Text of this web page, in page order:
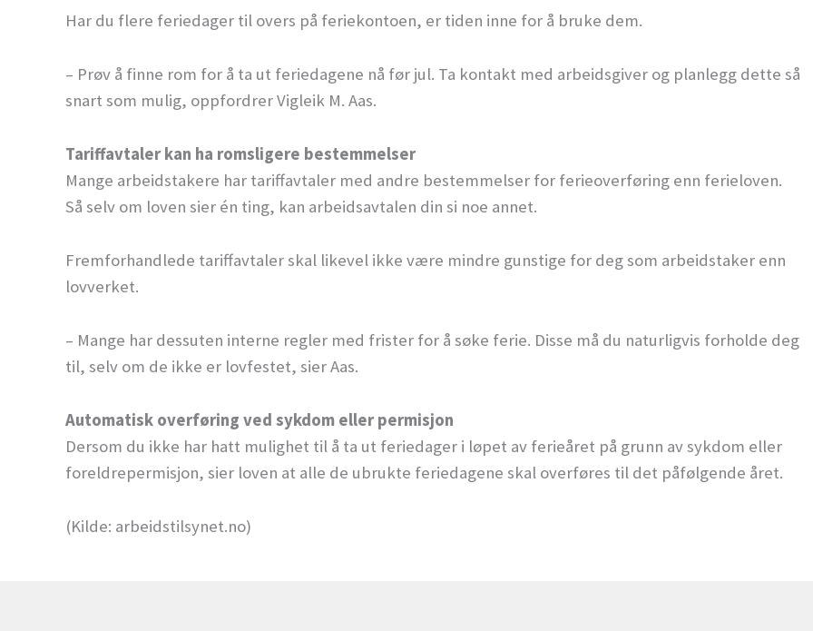
Har du flere feriedager til overs på feriekontoen, er tiden inne for å bruke dem.
– Prøv å finne rom for å ta ut feriedagene nå før jul. Ta kontakt med arbeidsgiver og planlegg dette så
snart som mulig, oppfordrer Vigleik M. Aas.
Tariffavtaler kan ha romsligere bestemmelser
Mange arbeidstakere har tariffavtaler med andre bestemmelser for ferieoverføring enn ferieloven.
Så selv om loven sier én ting, kan arbeidsavtalen din si noe annet.
Fremforhandlede tariffavtaler skal likevel ikke være mindre gunstige for deg som arbeidstaker enn
lovverket.
– Mange har dessuten interne regler med frister for å søke ferie. Disse må du naturligvis forholde deg
til, selv om de ikke er lovfestet, sier Aas.
Automatisk overføring ved sykdom eller permisjon
Dersom du ikke har hatt mulighet til å ta ut feriedager i løpet av ferieåret på grunn av sykdom eller
foreldrepermisjon, sier loven at alle de ubrukte feriedagene skal overføres til det påfølgende året.
(Kilde: arbeidstilsynet.no)